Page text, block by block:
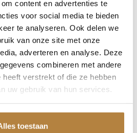
content en advertenties te
voor social media te bieden
te analyseren. Ook delen we
van onze site met onze
adverteren en analyse. Deze
combineren met andere
heeft verstrekt of die ze hebben
uw gebruik van hun services.
toestaan
per maand. Kom
Altijd 500 hoogwaardige
Wilt u informatie en inruilen
GELD VRIJMAKEN?
OP EEN GOEDKOPE AUTO!
om de informatie op deze
en actueel mogelijk weer
echter nooit uit te sluiten.
alleen op deze informatie,